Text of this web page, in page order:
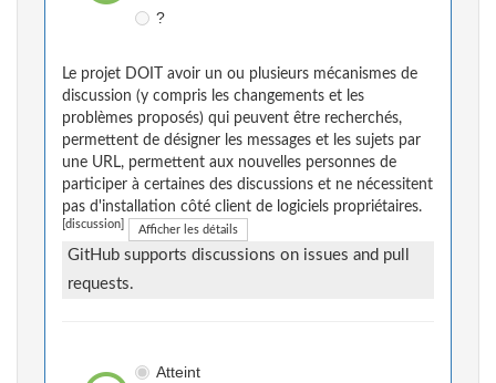
?
Le projet DOIT avoir un ou plusieurs mécanismes de
discussion (y compris les changements et les
problèmes proposés) qui peuvent être recherchés,
permettent de désigner les messages et les sujets par
une URL, permettent aux nouvelles personnes de
participer à certaines des discussions et ne nécessitent
pas d'installation côté client de logiciels propriétaires.
[discussion] Afficher les détails
GitHub supports discussions on issues and pull
requests.
Atteint